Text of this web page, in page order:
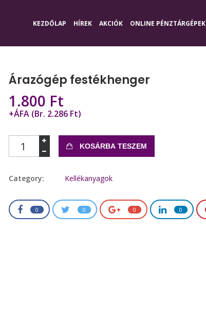
KEZDŐLAP HÍREK AKCIÓK ONLINE PÉNZTÁRGÉPEK
Árazógép festékhenger
1.800 Ft
+ÁFA (Br. 2.286 Ft)
Mennyiség
KOSÁRBA TESZEM
Category: Kellékanyagok
0 0 0 0